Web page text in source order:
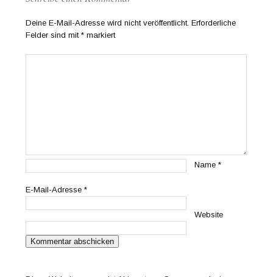
Deine E-Mail-Adresse wird nicht veröffentlicht. Erforderliche
Felder sind mit* markiert
Name*
E-Mail-Adresse*
Website